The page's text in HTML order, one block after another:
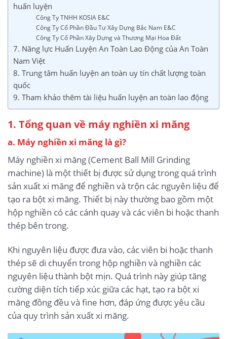
huấn luyện
Công Ty TNHH KOSIA E&C
Công Ty Cổ Phần Đầu Tư Xây Dựng Bắc Nam E&C
Công Ty Cổ Phần Xây Dựng và Thương Mại Hoa Đất
7. Năng lực Huấn Luyện An Toàn Lao Động của An Toàn
Nam Việt
8. Trung tâm huấn luyện an toàn uy tín chất lượng toàn
quốc
9. Tham khảo thêm tài liệu huấn luyện an toàn lao động
1. Tổng quan về máy nghiền xi măng
a. Máy nghiền xi măng là gì?
Máy nghiền xi măng (Cement Ball Mill Grinding
machine) là một thiết bị được sử dụng trong quá trình
sản xuất xi măng để nghiền và trộn các nguyên liệu để
tạo ra bột xi măng. Thiết bị này thường bao gồm một
hộp nghiền có các cánh quay và các viên bi hoặc thanh
thép bên trong.
Khi nguyên liệu được đưa vào, các viên bi hoặc thanh
thép sẽ di chuyển trong hộp nghiền và nghiền các
nguyên liệu thành bột mịn. Quá trình này giúp tăng
cường diện tích tiếp xúc giữa các hạt, tạo ra bột xi
măng đồng đều và fine hơn, đáp ứng được yêu cầu
của quy trình sản xuất xi măng.